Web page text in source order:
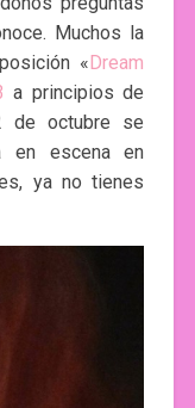
Muchos la
«Dream
a principios de
de octubre se
en escena en
ya no tienes